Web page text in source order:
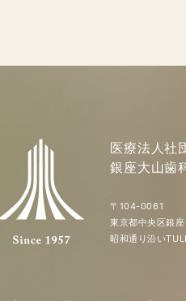
医療法人社
銀座大山歯
〒104-0061
東京都中央区銀
昭和通り沿い